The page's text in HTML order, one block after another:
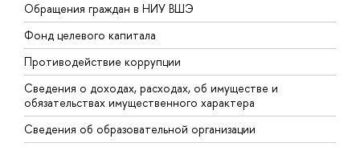
Обращения граждан в НИУ ВШЭ
Фонд целевого капитала
Противодействие коррупции
Сведения о доходах, расходах, об имуществе и
обязательствах имущественного характера
Сведения об образовательной организации